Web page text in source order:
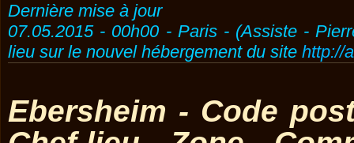
Dernière mise à jour
07.05.2015 - 00h00 - Paris - (Assiste -
lieu sur le nouvel hébergement du site http://
Ebersheim - Code